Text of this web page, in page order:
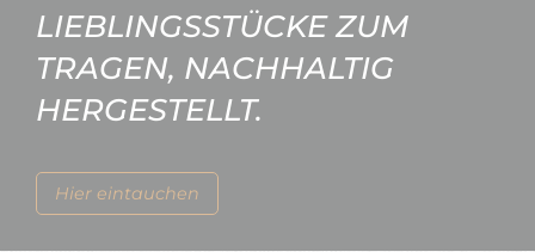
Hier eintauchen
LIEBLINGSSTÜCKE ZUM
TRAGEN, NACHHALTIG
HERGESTELLT.